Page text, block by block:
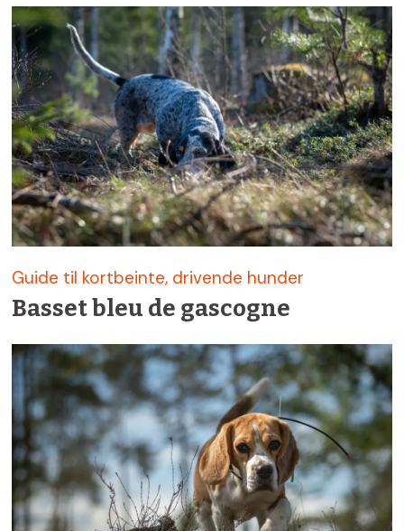
Guide til kortbeinte, drivende hunder
Basset bleu de gascogne